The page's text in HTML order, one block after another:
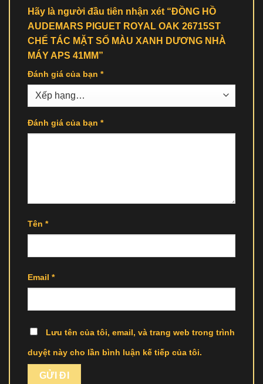
Hãy là người đầu tiên nhận xét “ĐỒNG HỒ
AUDEMARS PIGUET ROYAL OAK 26715ST
CHẾ TÁC MẶT SỐ MÀU XANH DƯƠNG NHÀ
MÁY APS 41MM”
Đánh giá của bạn *
Đánh giá của bạn *
Tên *
Email *
Lưu tên của tôi, email, và trang web trong trình
duyệt này cho lần bình luận kế tiếp của tôi.